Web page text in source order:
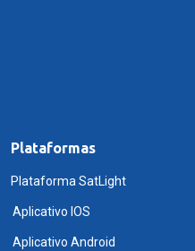
Plataformas
Plataforma SatLight
Aplicativo IOS
Aplicativo Android